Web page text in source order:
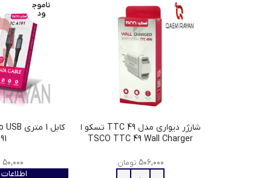
شارژر دیواری مدل TTC 49 تسکو ا
TSCO TTC 49 Wall Charger
۵۰۶,۰۰۰ تومان
ناموج
ود
۵۰,۰۰۰